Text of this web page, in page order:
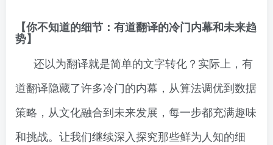
【你不知道的细节：有道翻译的冷门内幕和未来趋
势】
还以为翻译就是简单的文字转化？实际上，有
道翻译隐藏了许多冷门的内幕，从算法调优到数据
策略，从文化融合到未来发展，每一步都充满趣味
和挑战。让我们继续深入探究那些鲜为人知的细